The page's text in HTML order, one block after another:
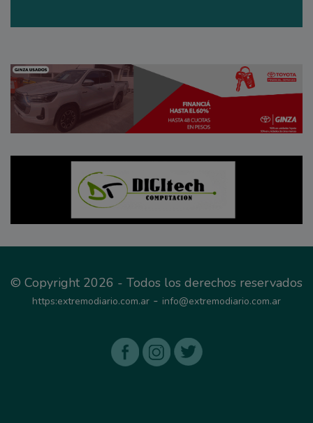
© Copyright 2026 - Todos los derechos reservados
https:extremodiario.com.ar - info@extremodiario.com.ar